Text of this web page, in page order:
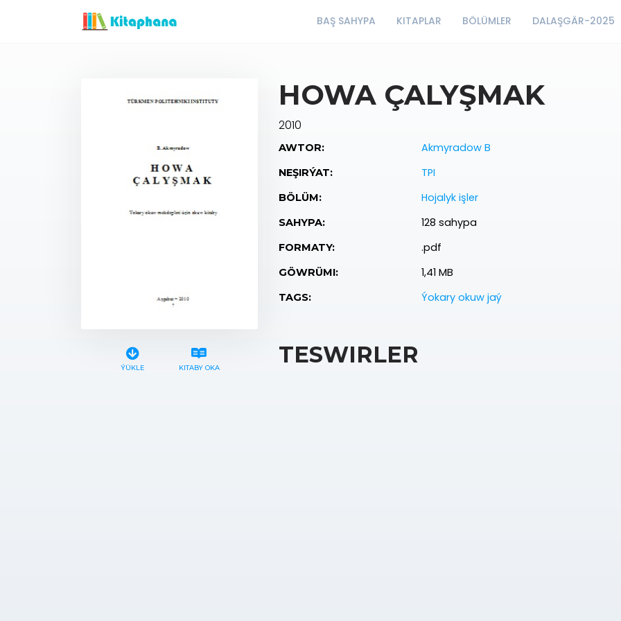
BAŞ SAHYPA KITAPLAR BÖLÜMLER DALAŞGÄR-2025
ÝÜKLE KITABY OKA
HOWA ÇALYŞMAK
2010
AWTOR: Akmyradow B
NEŞIRÝAT: TPI
BÖLÜM: Hojalyk işler
SAHYPA: 128 sahypa
FORMATY: .pdf
GÖWRÜMI: 1,41 MB
TAGS: Ýokary okuw jaý
TESWIRLER